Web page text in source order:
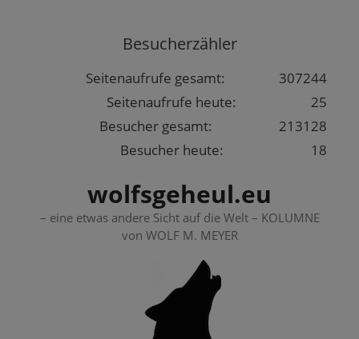
Besucherzähler
307244
Seitenaufrufe gesamt:
25
Seitenaufrufe heute:
213128
Besucher gesamt:
18
Besucher heute:
wolfsgeheul.eu
– eine etwas andere Sicht auf die Welt – KOLUMNE
von WOLF M. MEYER